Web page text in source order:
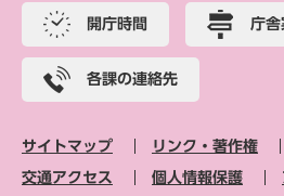
開庁時間 庁舎
各課の連絡先
サイトマップ リンク・著作権
交通アクセス 個人情報保護